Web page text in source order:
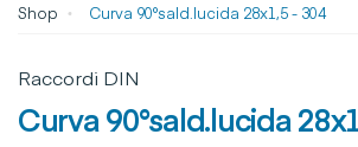
Shop Curva 90°sald.lucida 28x1,5 - 304
Raccordi DIN
Curva 90°sald.lucida